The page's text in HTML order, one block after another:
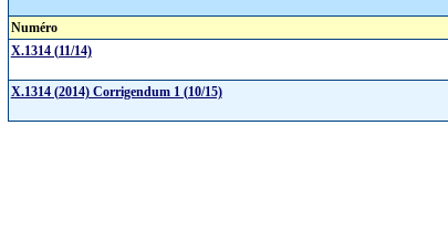
Numéro
X.1314 (11/14)
X.1314 (2014) Corrigendum 1 (10/15)